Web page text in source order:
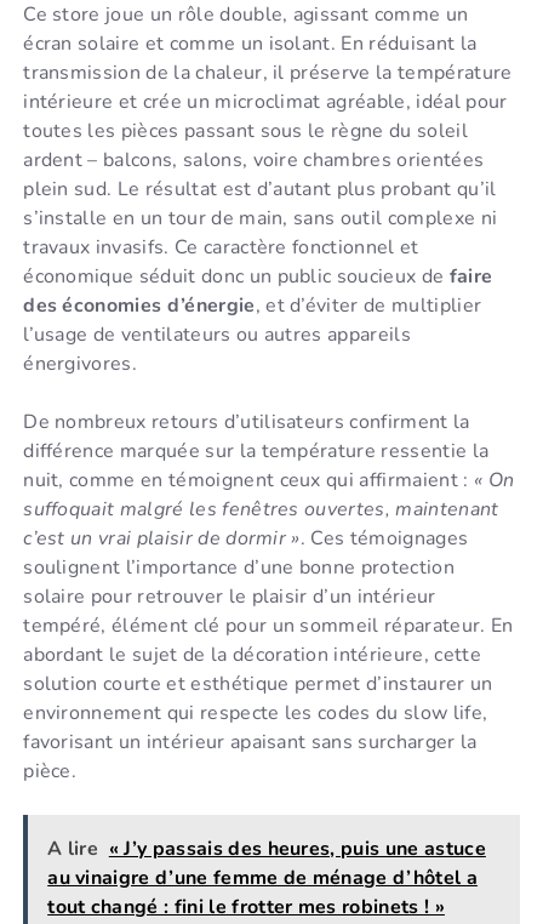
Ce store joue un rôle double, agissant comme un
écran solaire et comme un isolant. En réduisant la
transmission de la chaleur, il préserve la température
intérieure et crée un microclimat agréable, idéal pour
toutes les pièces passant sous le règne du soleil
ardent – balcons, salons, voire chambres orientées
plein sud. Le résultat est d’autant plus probant qu’il
s’installe en un tour de main, sans outil complexe ni
travaux invasifs. Ce caractère fonctionnel et
économique séduit donc un public soucieux de faire
des économies d’énergie, et d’éviter de multiplier
l’usage de ventilateurs ou autres appareils
énergivores.
De nombreux retours d’utilisateurs confirment la
différence marquée sur la température ressentie la
nuit, comme en témoignent ceux qui affirmaient : « On
suffoquait malgré les fenêtres ouvertes, maintenant
c’est un vrai plaisir de dormir ». Ces témoignages
soulignent l’importance d’une bonne protection
solaire pour retrouver le plaisir d’un intérieur
tempéré, élément clé pour un sommeil réparateur. En
abordant le sujet de la décoration intérieure, cette
solution courte et esthétique permet d’instaurer un
environnement qui respecte les codes du slow life,
favorisant un intérieur apaisant sans surcharger la
pièce.
A lire « J’y passais des heures, puis une astuce
au vinaigre d’une femme de ménage d’hôtel a
tout changé : fini le frotter mes robinets ! »